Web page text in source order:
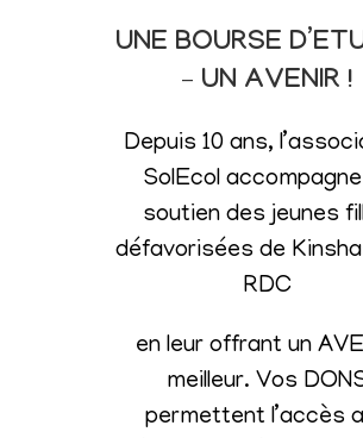
UNE BOURSE
– UN AVENIR !
Depuis 10 ans,
SolEcol
soutien des jeunes
défavorisées de
RDC
en leur offrant un
meilleur. Vos
permettent l’accès